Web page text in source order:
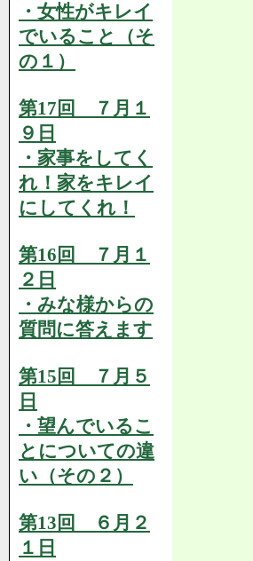
・女性がキレイ
でいること（そ
の１）
第17回 ７月１
９日
・家事をしてく
れ！家をキレイ
にしてくれ！
第16回 ７月１
２日
・みな様からの
質問に答えます
第15回 ７月５
日
・望んでいるこ
とについての違
い（その２）
第13回 ６月２
１日